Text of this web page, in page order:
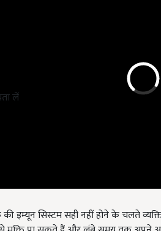
लें
मुक्ति पा सकते हैं और लंबे समय तक अपने